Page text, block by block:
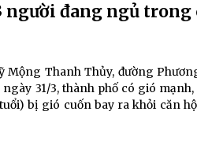
đang ngủ trong
Thanh Thủy, đường
31/3, thành phố có gió mạnh,
bị gió cuốn bay ra khỏi căn